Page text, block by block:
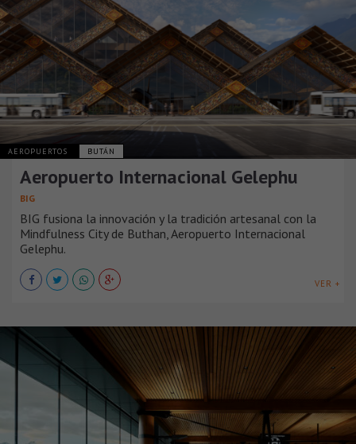
AEROPUERTOS BUTÁN
Aeropuerto Internacional Gelephu
BIG
BIG fusiona la innovación y la tradición artesanal con la
Mindfulness City de Buthan, Aeropuerto Internacional
Gelephu.
VER +